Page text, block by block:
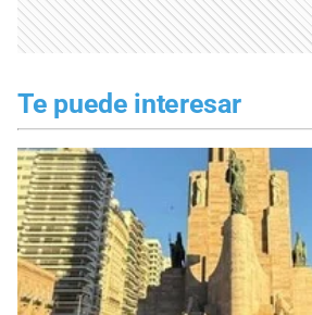
Te puede interesar